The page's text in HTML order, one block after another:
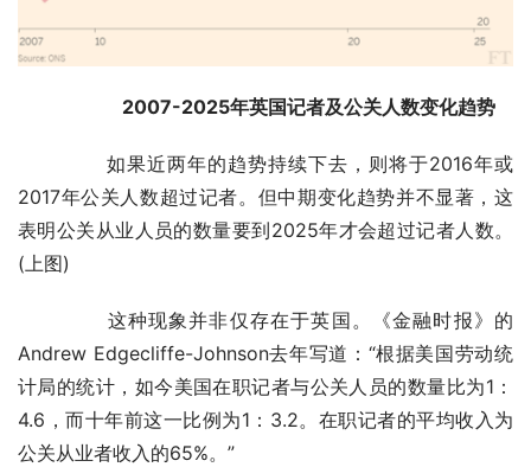
2007-2025年英国记者及公关人数变化趋势
2017年公关人数超过记者。但中期变化趋势并不显著，这
表明公关从业人员的数量要到2025年才会超过记者人数。
(上图)
Andrew Edgecliffe-Johnson去年写道：“根据美国劳动统
计局的统计，如今美国在职记者与公关人员的数量比为1：
4.6，而十年前这一比例为1：3.2。在职记者的平均收入为
公关从业者收入的65%。”